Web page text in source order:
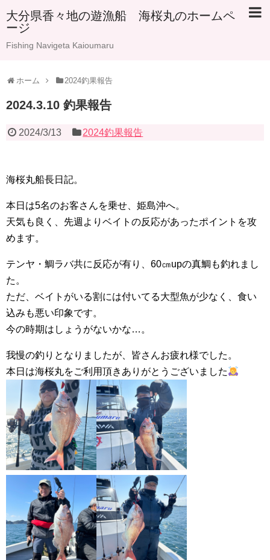
大分県香々地の遊漁船 海桜丸のホームペ
ージ
Fishing Navigeta Kaioumaru
ホーム 2024釣果報告
2024.3.10 釣果報告
2024/3/13 2024釣果報告
海桜丸船長日記。
本日は5名のお客さんを乗せ、姫島沖へ。
天気も良く、先週よりベイトの反応があったポイントを攻
めます。
テンヤ・鯛ラバ共に反応が有り、60㎝upの真鯛も釣れまし
た。
ただ、ベイトがいる割には付いてる大型魚が少なく、食い
込みも悪い印象です。
今の時期はしょうがないかな…。
我慢の釣りとなりましたが、皆さんお疲れ様でした。
本日は海桜丸をご利用頂きありがとうございました